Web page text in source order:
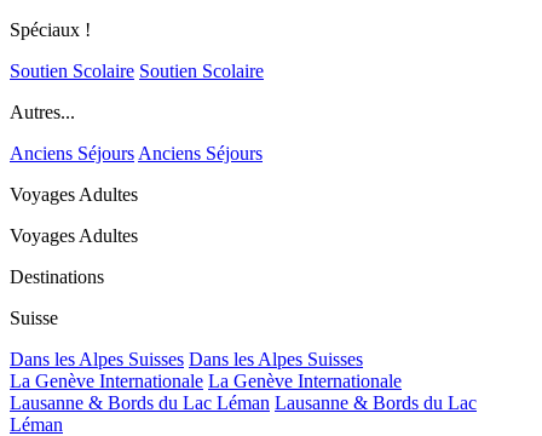
Spéciaux !
Soutien Scolaire Soutien Scolaire
Autres...
Anciens Séjours Anciens Séjours
Voyages Adultes
Voyages Adultes
Destinations
Suisse
Dans les Alpes Suisses Dans les Alpes Suisses
La Genève Internationale La Genève Internationale
Lausanne & Bords du Lac Léman Lausanne & Bords du Lac
Léman